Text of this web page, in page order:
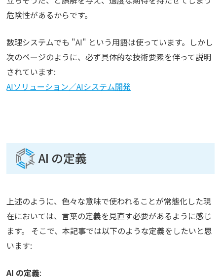
危険性があるからです。
数理システムでも "AI" という用語は使っています。しかし
次のページのように、必ず具体的な技術要素を伴って説明
されています:
AIソリューション／AIシステム開発
AI の定義
上述のように、色々な意味で使われることが常態化した現
在においては、言葉の定義を見直す必要があるように感じ
ます。 そこで、本記事では以下のような定義をしたいと思
います:
AI の定義: